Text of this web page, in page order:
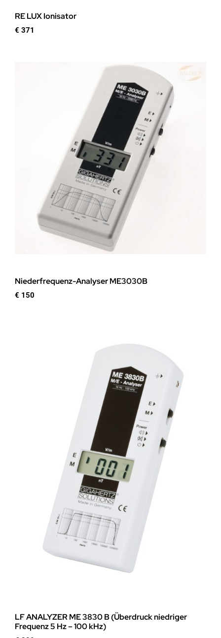
RE LUX Ionisator
€ 371
Niederfrequenz-Analyser ME3030B
€ 150
LF ANALYZER ME 3830 B (Überdruck niedriger
Frequenz 5 Hz – 100 kHz)